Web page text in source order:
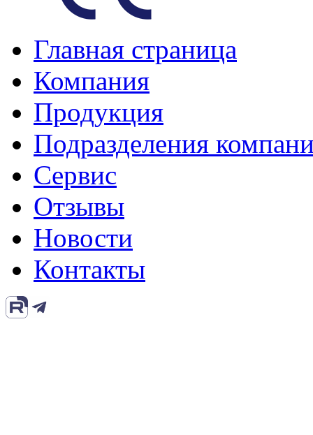
Главная страница
Компания
Продукция
Подразделения
Сервис
Отзывы
Новости
Контакты